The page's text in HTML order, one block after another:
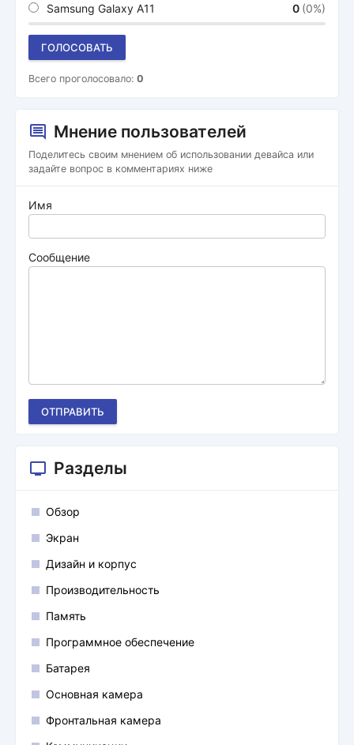
Samsung Galaxy A11 0 (0%)
ГОЛОСОВАТЬ
Всего проголосовало: 0
Мнение пользователей
Поделитесь своим мнением об использовании девайса или
задайте вопрос в комментариях ниже
Имя
Сообщение
ОТПРАВИТЬ
Разделы
Обзор
Экран
Дизайн и корпус
Производительность
Память
Программное обеспечение
Батарея
Основная камера
Фронтальная камера